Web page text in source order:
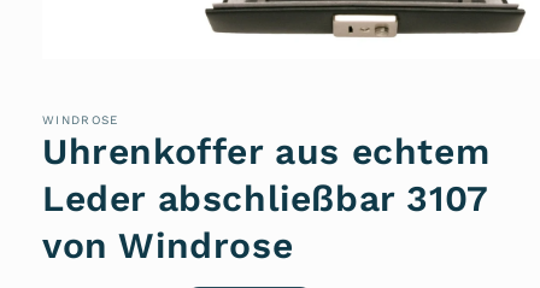
Modal
öffnen
WINDROSE
Uhrenkoffer aus echtem
Leder abschließbar 3107
von Windrose